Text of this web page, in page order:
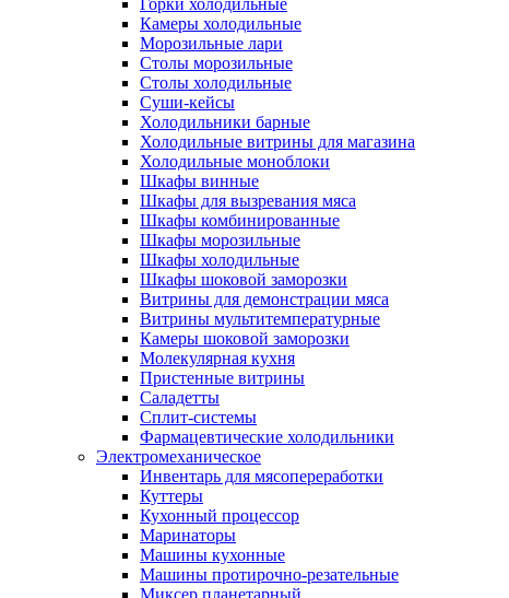
Горки холодильные
Камеры холодильные
Морозильные лари
Столы морозильные
Столы холодильные
Суши-кейсы
Холодильники барные
Холодильные витрины для магазина
Холодильные моноблоки
Шкафы винные
Шкафы для вызревания мяса
Шкафы комбинированные
Шкафы морозильные
Шкафы холодильные
Шкафы шоковой заморозки
Витрины для демонстрации мяса
Витрины мультитемпературные
Камеры шоковой заморозки
Молекулярная кухня
Пристенные витрины
Саладетты
Сплит-системы
Фармацевтические холодильники
Электромеханическое
Инвентарь для мясопереработки
Куттеры
Кухонный процессор
Маринаторы
Машины кухонные
Машины протирочно-резательные
Миксер планетарный